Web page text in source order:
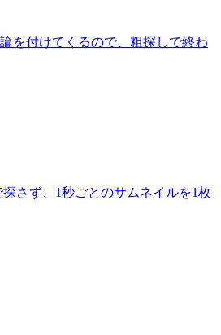
を付けてくるので、粗探しで終わ
さず、1秒ごとのサムネイルを1枚